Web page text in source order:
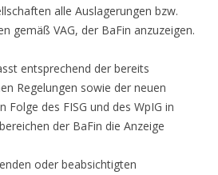
alle Auslagerungen bzw.
gemäß VAG, der BaFin anzuzeigen.
entsprechend der bereits
Regelungen sowie der neuen
Folge des FISG und des WpIG in
der BaFin die Anzeige
oder beabsichtigten